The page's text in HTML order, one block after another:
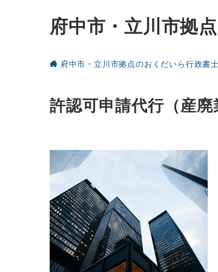
府中市・立川市拠
府中市・立川市拠点のおくだいら行政書
許認可申請代行（産廃